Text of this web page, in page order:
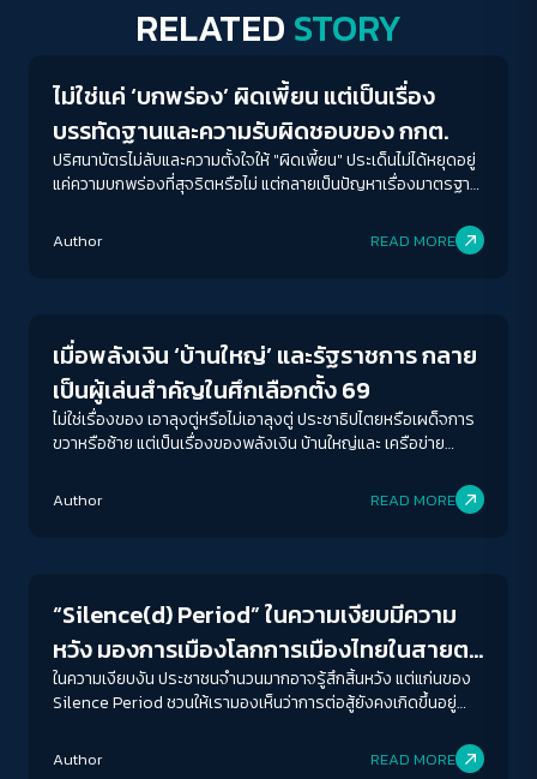
RELATED STORY
ไม่ใช่แค่ ‘บกพร่อง’ ผิดเพี้ยน แต่เป็นเรื่อง
บรรทัดฐานและความรับผิดชอบของ กกต.
ปริศนาบัตรไม่ลับและความตั้งใจให้ "ผิดเพี้ยน" ประเด็นไม่ได้หยุดอยู่
แค่ความบกพร่องที่สุจริตหรือไม่ แต่กลายเป็นปัญหาเรื่องมาตรฐาน
Author READ MORE
เมื่อพลังเงิน ‘บ้านใหญ่’ และรัฐราชการ กลาย
เป็นผู้เล่นสำคัญในศึกเลือกตั้ง 69
ไม่ใช่เรื่องของ เอาลุงตู่หรือไม่เอาลุงตู่ ประชาธิปไตยหรือเผด็จการ
ขวาหรือซ้าย แต่เป็นเรื่องของพลังเงิน บ้านใหญ่และ เครือข่าย
Author READ MORE
“Silence(d) Period” ในความเงียบมีความ
หวัง มองการเมืองโลกการเมืองไทยในสายตา
‘กนกรัตน์ เลิศชูสกุล’
ในความเงียบงัน ประชาชนจำนวนมากอาจรู้สึกสิ้นหวัง แต่แก่นของ
Silence Period ชวนให้เรามองเห็นว่าการต่อสู้ยังคงเกิดขึ้นอยู่
เป็นรากฐานสำหรับการเคลื่อนไหวในอนาคต
Author READ MORE
ระยะห่างข้อความ
ปกติ มาก มากที่สุด
Deutan Tritan